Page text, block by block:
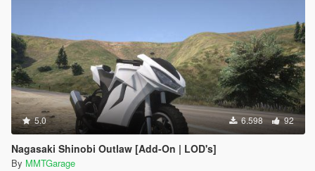
5.0 6.598 92
Nagasaki Shinobi Outlaw [Add-On | LOD's]
By MMTGarage